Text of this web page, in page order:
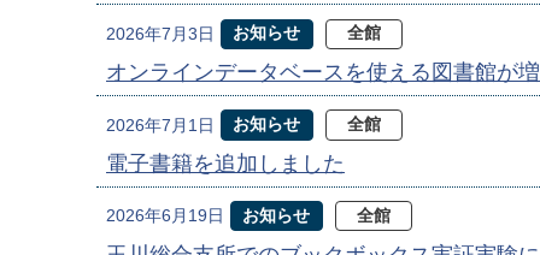
2026年7月3日 お知らせ 全館
オンラインデータベースを使える図書館が
2026年7月1日 お知らせ 全館
電子書籍を追加しました
2026年6月19日 お知らせ 全館